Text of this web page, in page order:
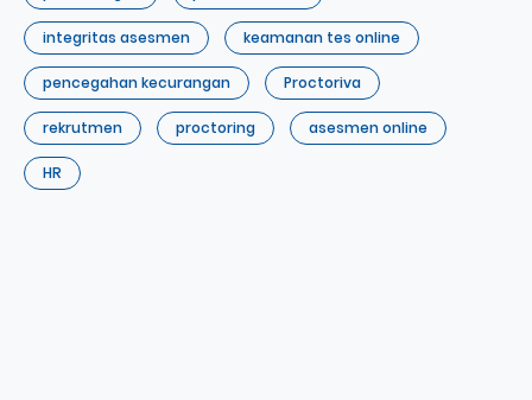
integritas asesmen keamanan tes online
pencegahan kecurangan Proctoriva
rekrutmen proctoring asesmen online
HR